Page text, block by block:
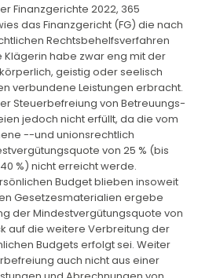
Finanzgerichte 2022, 365
das Finanzgericht (FG) die nach
Rechtsbehelfsverfahren
Klägerin habe zwar eng mit der
geistig oder seelisch
verbundene Leistungen erbracht.
Steuerbefreiung von Betreuungs-
jedoch nicht erfüllt, da die vom
--und unionsrechtlich
von 25 % (bis
%) nicht erreicht werde.
Budget blieben insoweit
Gesetzesmaterialien ergebe
der Mindestvergütungsquote von
auf die weitere Verbreitung der
Budgets erfolgt sei. Weiter
auch nicht aus einer